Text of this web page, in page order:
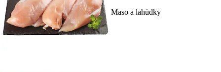
Maso a lahůdky